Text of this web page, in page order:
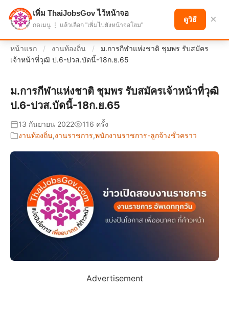
แบ่งปันโอกาส เพื่ออนาคตที่ก้าวหน้า
หน้าแรก / งานท้องถิ่น /
ม.การกีฬาแห่งชาติ ชุมพร รับสมัคร
เจ้าหน้าที่วุฒิ ป.6-ปวส.บัดนี้-18ก.ย.65
ม.การกีฬาแห่งชาติ ชุมพร รับสมัครเจ้าหน้าที่วุฒิ
ป.6-ปวส.บัดนี้-18ก.ย.65
13 กันยายน 2022
116 ครั้ง
งานท้องถิ่น,งานราชการ,พนักงานราชการ-ลูกจ้างชั่วคราว
Advertisement
เพิ่ม ThaiJobsGov ไว้หน้าจอ
กดเมนู ⋮ แล้วเลือก "เพิ่มไปยังหน้าจอโฮม"
ดูวิธี ×